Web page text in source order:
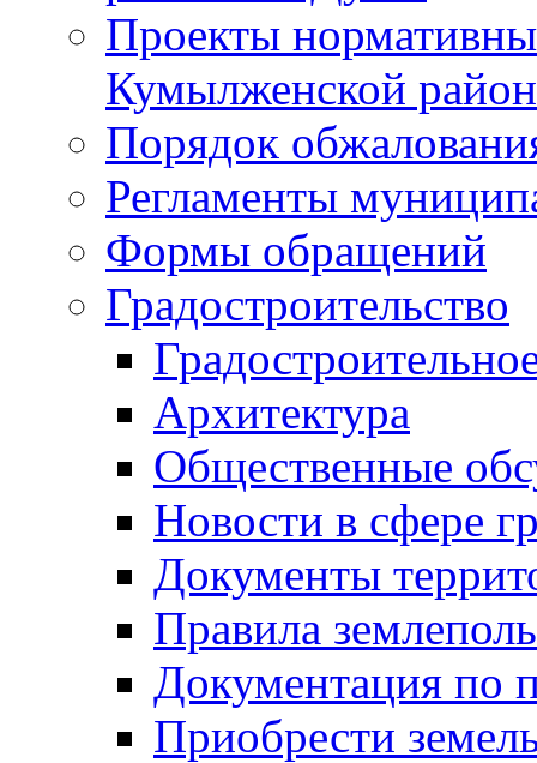
Проекты
Кумылженской
Порядок
Регламенты
Формы обращений
Градостроительство
Архитектура
Общественные
Новости в сфере
Документы
Правила
Документация по
Приобрести